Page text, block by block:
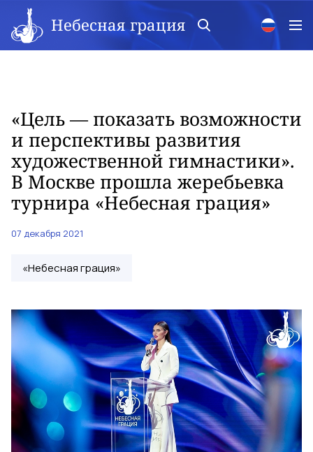
Небесная грация
«Цель — показать возможности
и перспективы развития
художественной гимнастики».
В Москве прошла жеребьевка
турнира «Небесная грация»
07 декабря 2021
«Небесная грация»